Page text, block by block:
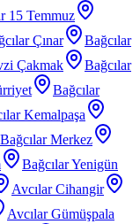
15 Temmuz
Çınar
Bağcılar
Çakmak
Bağcılar
Bağcılar
Kemalpaşa
Bağcılar Merkez
Bağcılar Yenigün
Avcılar Cihangir
Avcılar Gümüşpala